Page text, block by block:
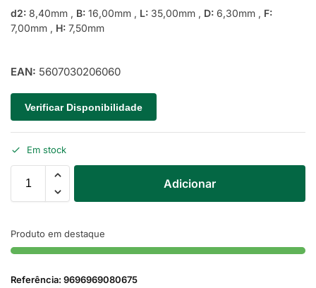
d2: 8,40mm , B: 16,00mm , L: 35,00mm , D: 6,30mm , F:
7,00mm , H: 7,50mm
EAN: 5607030206060
Verificar Disponibilidade
Em stock
Adicionar
Produto em destaque
Referência: 9696969080675